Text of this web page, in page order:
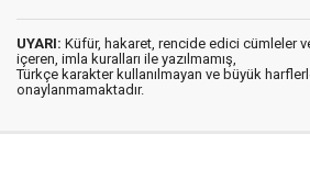
UYARI: Küfür, hakaret, rencide edici cümleler
içeren, imla kuralları ile yazılmamış,
Türkçe karakter kullanılmayan ve büyük
onaylanmamaktadır.